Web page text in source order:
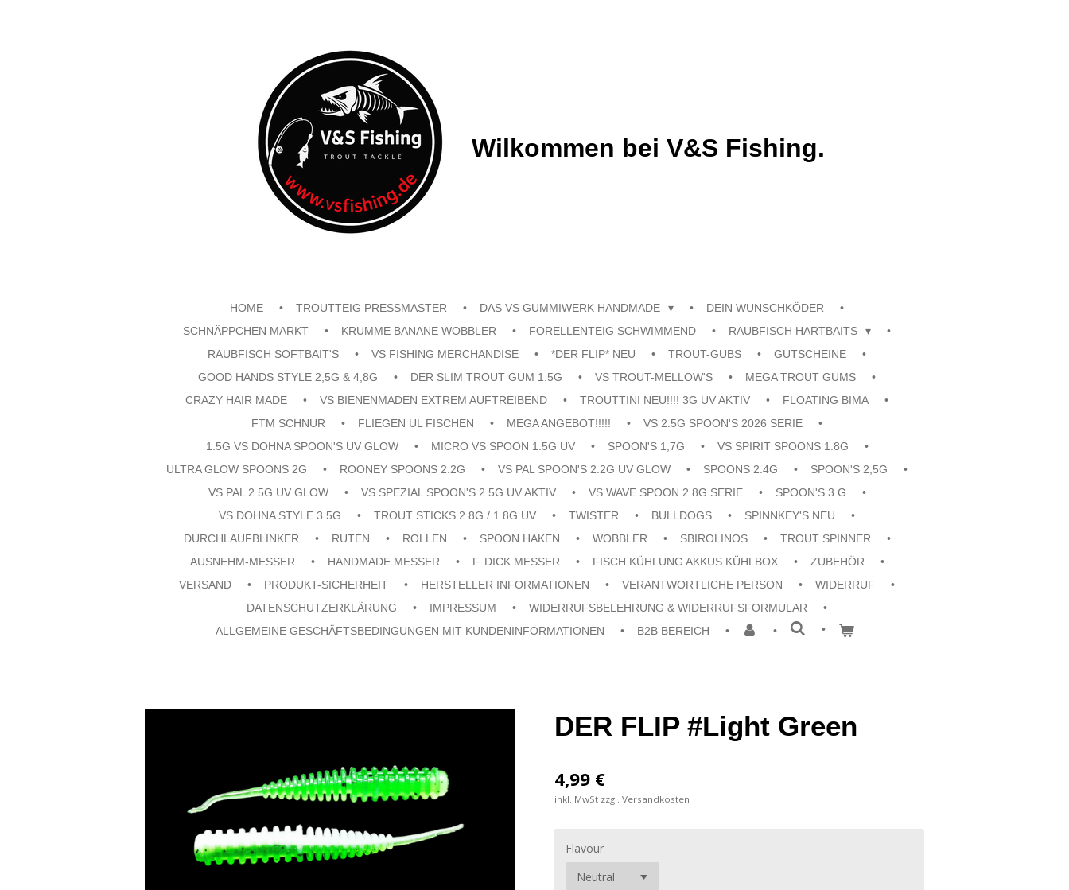
Wilkommen bei V&S Fishing.
HOME TROUTTEIG PRESSMASTER DAS VS GUMMIWERK HANDMADE
DEIN WUNSCHKÖDER
SCHNÄPPCHEN MARKT
KRUMME BANANE WOBBLER FORELLENTEIG SCHWIMMEND
RAUBFISCH HARTBAITS
RAUBFISCH SOFTBAIT'S
VS FISHING MERCHANDISE *DER FLIP* NEU TROUT-GUBS
GUTSCHEINE
GOOD HANDS STYLE 2,5G & 4,8G
DER SLIM TROUT GUM 1.5G VS TROUT-MELLOW'S
MEGA TROUT GUMS
CRAZY HAIR MADE
VS BIENENMADEN EXTREM AUFTREIBEND TROUTTINI NEU!!!! 3G UV AKTIV
FLOATING BIMA
FTM SCHNUR
FLIEGEN UL FISCHEN MEGA ANGEBOT!!!!!
VS 2.5G SPOON'S 2026 SERIE
1.5G VS DOHNA SPOON'S UV GLOW
MICRO VS SPOON 1.5G UV SPOON'S 1,7G
VS SPIRIT SPOONS 1.8G
ULTRA GLOW SPOONS 2G
ROONEY SPOONS 2.2G VS PAL SPOON'S 2.2G UV GLOW SPOONS 2.4G
SPOON'S 2,5G
VS PAL 2.5G UV GLOW
VS SPEZIAL SPOON'S 2.5G UV AKTIV VS WAVE SPOON 2.8G SERIE
SPOON'S 3 G
VS DOHNA STYLE 3.5G
TROUT STICKS 2.8G / 1.8G UV TWISTER BULLDOGS
SPINNKEY'S NEU
DURCHLAUFBLINKER
RUTEN ROLLEN SPOON HAKEN WOBBLER SBIROLINOS
TROUT SPINNER
AUSNEHM-MESSER
HANDMADE MESSER F. DICK MESSER FISCH KÜHLUNG AKKUS KÜHLBOX
ZUBEHÖR
VERSAND
PRODUKT-SICHERHEIT HERSTELLER INFORMATIONEN VERANTWORTLICHE PERSON
WIDERRUF
DATENSCHUTZERKLÄRUNG
IMPRESSUM
WIDERRUFSBELEHRUNG & WIDERRUFSFORMULAR
ALLGEMEINE GESCHÄFTSBEDINGUNGEN MIT KUNDENINFORMATIONEN
B2B BEREICH
DER FLIP #Light Green
4,99 €
inkl. MwSt zzgl. Versandkosten
Flavour